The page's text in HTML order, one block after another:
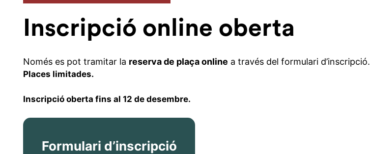
Inscripció online oberta
Només es pot tramitar la reserva de plaça online a través del formulari d’inscripció.
Places limitades.
Inscripció oberta fins al 12 de desembre.
Formulari d’inscripció